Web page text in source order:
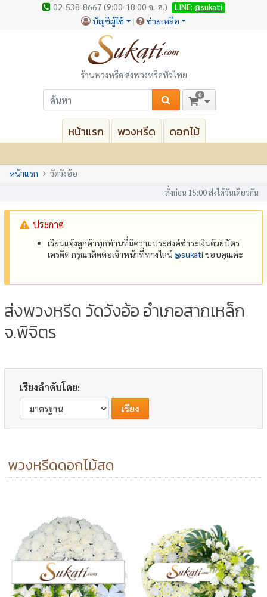
02-538-8667 (9:00-18:00 จ.-ส.) LINE: @sukati
บัญชีผู้ใช้ ช่วยเหลือ
ร้านพวงหรีด ส่งพวงหรีดทั่วไทย
0
หน้าแรก พวงหรีด ดอกไม้
หน้าแรก วัดวังอ้อ
สั่งก่อน 15:00 ส่งได้วันเดียวกัน
ประกาศ
เรียนแจ้งลูกค้าทุกท่านที่มีความประสงค์ชำระเงินด้วยบัตร
เครดิต กรุณาติดต่อเจ้าหน้าที่ทางไลน์@‌sukati ขอบคุณค่ะ
ส่งพวงหรีด วัดวังอ้อ อำเภอสากเหล็ก
จ.พิจิตร
เรียงลำดับโดย:
พวงหรีดดอกไม้สด